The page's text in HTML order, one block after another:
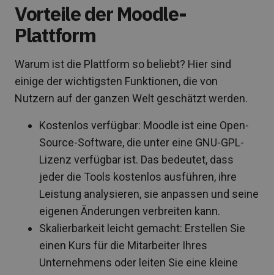
Vorteile der Moodle-
Plattform
Warum ist die Plattform so beliebt? Hier sind
einige der wichtigsten Funktionen, die von
Nutzern auf der ganzen Welt geschätzt werden.
Kostenlos verfügbar: Moodle ist eine Open-
Source-Software, die unter eine GNU-GPL-
Lizenz verfügbar ist. Das bedeutet, dass
jeder die Tools kostenlos ausführen, ihre
Leistung analysieren, sie anpassen und seine
eigenen Änderungen verbreiten kann.
Skalierbarkeit leicht gemacht: Erstellen Sie
einen Kurs für die Mitarbeiter Ihres
Unternehmens oder leiten Sie eine kleine